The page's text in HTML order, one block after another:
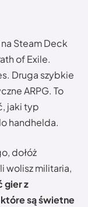
Steam Deck
of Exile.
Druga szybkie
ARPG. To
jaki typ
handhelda.
dołóż
wolisz militaria,
gier z
są świetne